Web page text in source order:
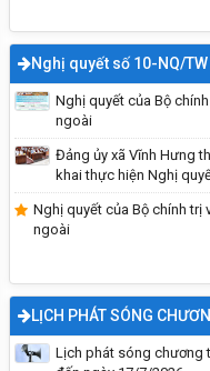
Nghị quyết số 10-NQ/
Nghị quyết của Bộ
ngoài
Đảng ủy xã Vĩnh Hưng
khai thực hiện Nghị
Nghị quyết của Bộ chính trị
ngoài
LỊCH PHÁT SÓNG
Lịch phát sóng chương